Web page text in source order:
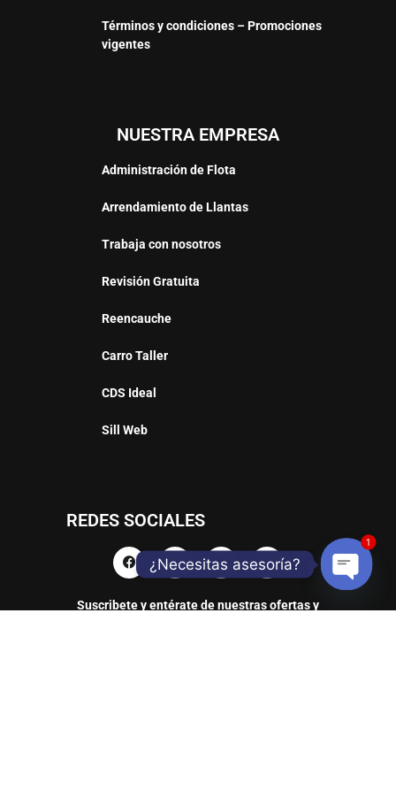
Términos y condiciones – Promociones
vigentes
NUESTRA EMPRESA
Administración de Flota
Arrendamiento de Llantas
Trabaja con nosotros
Revisión Gratuita
Reencauche
Carro Taller
CDS Ideal
Sill Web
REDES SOCIALES
Suscribete y entérate de nuestras ofertas y
¿Necesitas asesoría?
Open
1